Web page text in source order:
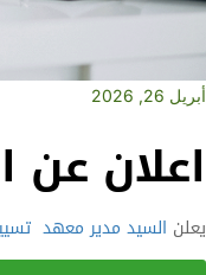
أبريل 26, 2026
اعلان عن
يعلن السيد مدير معهد